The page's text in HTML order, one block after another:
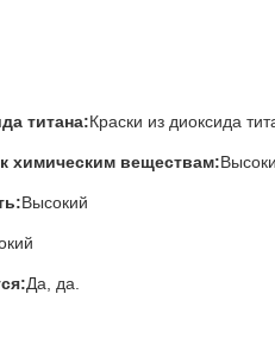
титана:Краски из диоксида
химическим веществам:
Высокий
Да, да.